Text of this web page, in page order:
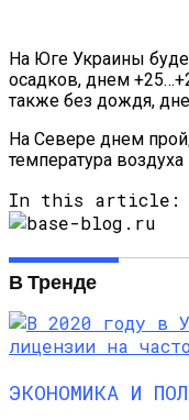
На Юге Украины
осадков, днем
также без дождя,
На Севере днем
температура
In this article:
В Тренде
ЭКОНОМИКА И